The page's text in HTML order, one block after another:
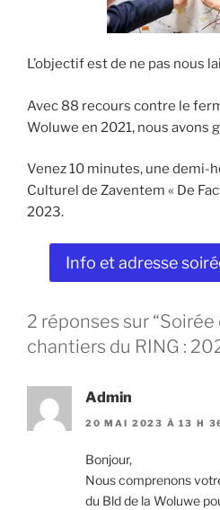
L’objectif est de ne pas nous
Avec 88 recours contre le
Woluwe en 2021, nous avons
Venez 10 minutes, une demi-
Culturel de Zaventem « De
2023.
Info et adresse
2 réponses sur “Soirée
chantiers du RING :
Admin
20 MAI 2023 À 13 H
Bonjour,
Nous comprenons
du Bld de la Woluwe